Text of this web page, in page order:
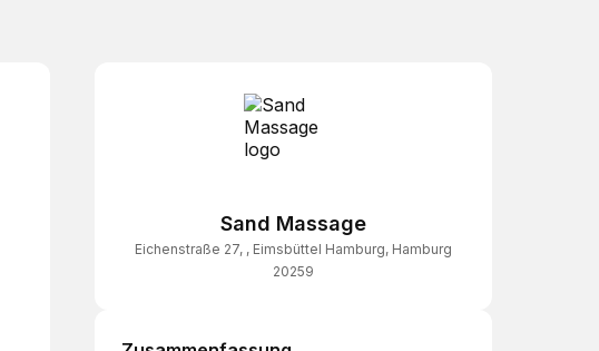
Sand Massage
Eichenstraße 27, , Eimsbüttel Hamburg, Hamburg
20259